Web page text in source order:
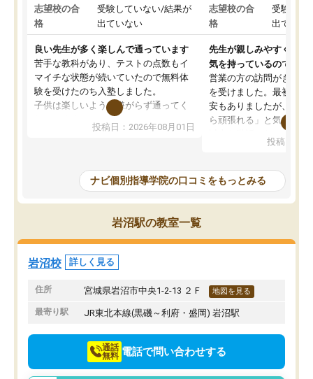
志望校の合
格
受験していない/結果が
出ていない
良い先生が多く楽しんで通っています
苦手な教科があり、テストの点数もイ
マイチな状態が続いていたので無料体
験を受けたのち入塾しました。
子供は楽しいようで嫌がらず通ってく
先生は良い方が多く、いつも笑顔で対
教室は少し狭い印象なので夜の時間帯
など生徒さんが多い時間帯は手狭では
ないかな？と感じます。
また駅前にあるのでアクセスは良いで
すが駐車場がないのでお迎えの際に近
隣のコインパーキングを利用または路
上駐車をするしかない点が少し不便で
投稿日：2026年08月01日
志望校の合
格
受験して
出ていな
先生が親しみやすく勉強
気を持っているので安心
営業の方の訪問がきっか
を受けました。最初は続
安もありましたが、子ど
ら頑張れる」と気に入り
ても分かりやすく、学
方を丁寧に教えてくださ
が深まっていると感じま
熱心で、一人ひとりの苦
前より勉強に前向きに取
りたいと思える塾です。
投稿日：
ナビ個別指導学院の口コミをもっとみる
岩沼駅の教室一覧
岩沼校 詳しく見る
住所 宮城県岩沼市中央1-2-13 ２Ｆ 地図を見る
最寄り駅 JR東北本線(黒磯～利府・盛岡) 岩沼駅
通話
無料 電話で問い合わせする